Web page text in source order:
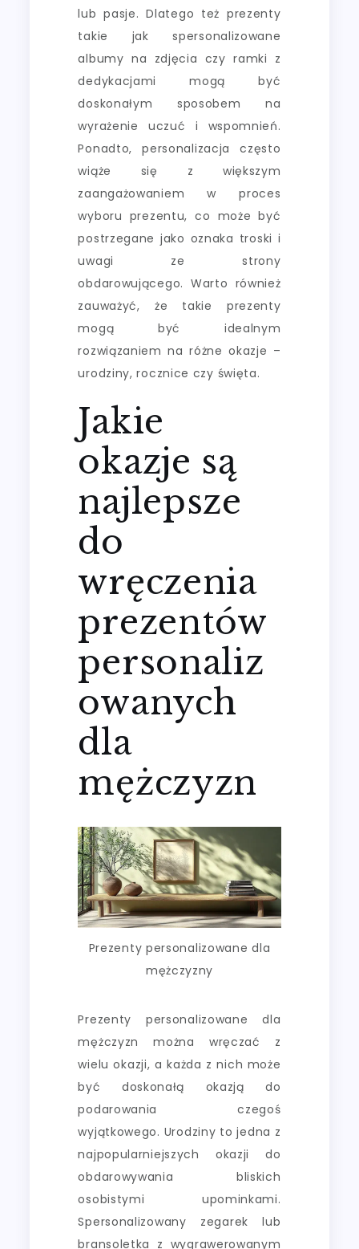
lub pasje. Dlatego też prezenty
takie jak spersonalizowane
albumy na zdjęcia czy ramki z
dedykacjami mogą być
doskonałym sposobem na
wyrażenie uczuć i wspomnień.
Ponadto, personalizacja często
wiąże się z większym
zaangażowaniem w proces
wyboru prezentu, co może być
postrzegane jako oznaka troski i
uwagi ze strony
obdarowującego. Warto również
zauważyć, że takie prezenty
mogą być idealnym
rozwiązaniem na różne okazje –
urodziny, rocznice czy święta.
Jakie
okazje są
najlepsze
do
wręczenia
prezentów
personaliz
owanych
dla
mężczyzn
Prezenty personalizowane dla
mężczyzny
Prezenty personalizowane dla
mężczyzn można wręczać z
wielu okazji, a każda z nich może
być doskonałą okazją do
podarowania czegoś
wyjątkowego. Urodziny to jedna z
najpopularniejszych okazji do
obdarowywania bliskich
osobistymi upominkami.
Spersonalizowany zegarek lub
bransoletka z wygrawerowanym